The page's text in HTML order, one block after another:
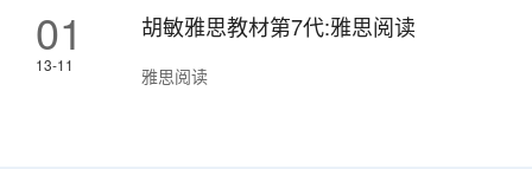
01
13-11
胡敏雅思教材第7代:雅思阅读
雅思阅读